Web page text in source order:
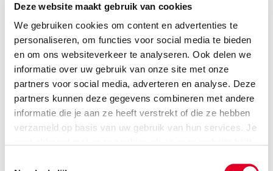
Deze website maakt gebruik van cookies
We gebruiken cookies om content en advertenties te
personaliseren, om functies voor social media te bieden
en om ons websiteverkeer te analyseren. Ook delen we
informatie over uw gebruik van onze site met onze
partners voor social media, adverteren en analyse. Deze
partners kunnen deze gegevens combineren met andere
informatie die je aan ze heeft verstrekt of die ze hebben
verzameld op basis van uw gebruik van hun services. Je
gewaardeerde collega Ben Kruseman 26 juli met
pensioen. Ben is binnen de markt bekend als
business development manager van Calduran. Hij
heeft door de jaren heen veel kennis en ervaring
opgedaan over de kalkzandsteenindustrie. Hij
droeg deze kennis met veel enthousiasme over aan
collega’s, maar ook aan de markt.
Niet geheel onverwachts, gaat Ben de bouwsector nog
BeKruDo (Ben Kruseman Duurzaam ondernemen) nog